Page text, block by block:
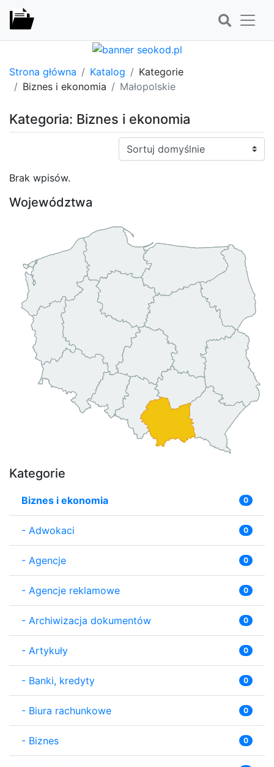
Strona główna Katalog
Kategorie
Biznes i ekonomia
Małopolskie
Kategoria: Biznes i ekonomia
Sortuj:
Brak wpisów.
Województwa
Kategorie
Biznes i ekonomia 0
- Adwokaci 0
- Agencje 0
- Agencje reklamowe 0
- Archiwizacja dokumentów 0
- Artykuły 0
- Banki, kredyty 0
- Biura rachunkowe 0
- Biznes 0